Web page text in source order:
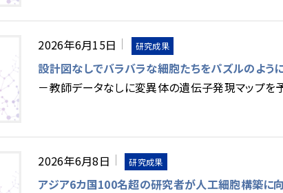
2026年6月15日 研究成果
設計図なしでバラバラな細胞たちをパズルのよう
－教師データなしに変異体の遺伝子発現マップを
2026年6月8日 研究成果
アジア6カ国100名超の研究者が人工細胞構築に